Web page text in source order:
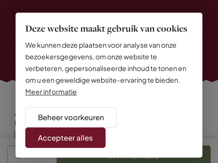
Deze website maakt gebruik van cookies
We kunnen deze plaatsen voor analyse van onze
bezoekersgegevens, om onze website te
verbeteren, gepersonaliseerde inhoud te tonen en
om u een geweldige website-ervaring te bieden.
Meer informatie
Beheer voorkeuren
Accepteer alles
In winkelmand
Alle rechten voorbehouden
Privacy Policy
Algemene voorwaarden